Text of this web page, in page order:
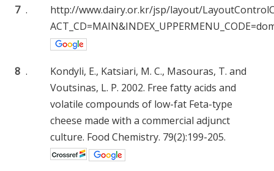
7 .
http://www.dairy.or.kr/jsp/layout/
8 .
Kondyli, E., Katsiari, M. C., Masouras, T. and
Voutsinas, L. P. 2002. Free fatty acids and
volatile compounds of low-fat Feta-type
cheese made with a commercial adjunct
culture. Food Chemistry. 79(2):199-205.